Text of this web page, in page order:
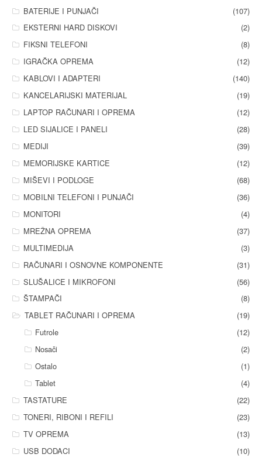
BATERIJE I PUNJAČI
(107)
EKSTERNI HARD DISKOVI
(2)
FIKSNI TELEFONI
(8)
IGRAČKA OPREMA
(12)
KABLOVI I ADAPTERI
(140)
KANCELARIJSKI MATERIJAL
(19)
LAPTOP RAČUNARI I OPREMA
(12)
LED SIJALICE I PANELI
(28)
MEDIJI
(39)
MEMORIJSKE KARTICE
(12)
MIŠEVI I PODLOGE
(68)
MOBILNI TELEFONI I PUNJAČI
(36)
MONITORI
(4)
MREŽNA OPREMA
(37)
MULTIMEDIJA
(3)
RAČUNARI I OSNOVNE KOMPONENTE
(31)
SLUŠALICE I MIKROFONI
(56)
ŠTAMPAČI
(8)
TABLET RAČUNARI I OPREMA
(19)
Futrole
(12)
Nosači
(2)
Ostalo
(1)
Tablet
(4)
TASTATURE
(22)
TONERI, RIBONI I REFILI
(23)
TV OPREMA
(13)
USB DODACI
(10)